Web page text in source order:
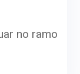
no ramo